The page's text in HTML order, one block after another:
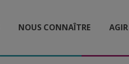
NOUS CONNAÎTRE AGIR